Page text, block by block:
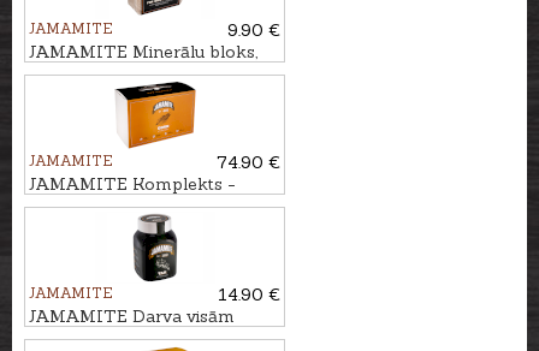
JAMAMITE
9.90 €
JAMAMITE Minerālu bloks,
5kg
JAMAMITE
74.90 €
JAMAMITE Komplekts -
atraktants KUKURŪZA, 6gb
JAMAMITE
14.90 €
JAMAMITE Darva visām
sezonām TAR, 450ml